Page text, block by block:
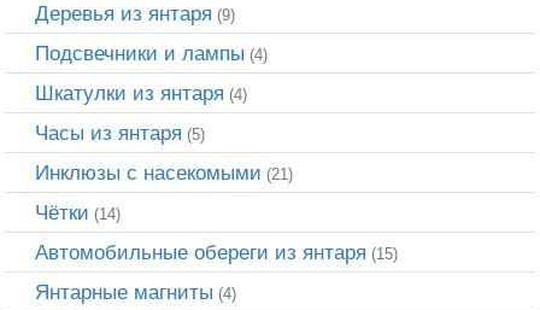
Деревья из янтаря (9)
Подсвечники и лампы (4)
Шкатулки из янтаря (4)
Часы из янтаря (5)
Инклюзы с насекомыми (21)
Чётки (14)
Автомобильные обереги из янтаря (15)
Янтарные магниты (4)